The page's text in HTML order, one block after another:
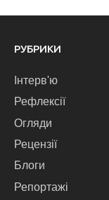
РУБРИКИ
Інтерв'ю
Рефлексії
Огляди
Рецензії
Блоги
Репортажі